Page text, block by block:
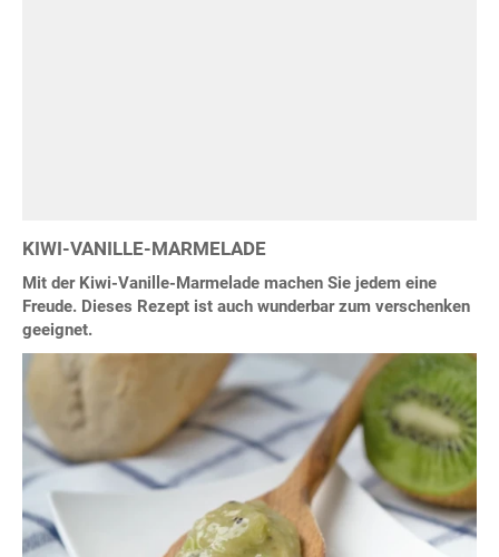
KIWI-VANILLE-MARMELADE
Mit der Kiwi-Vanille-Marmelade machen Sie jedem eine
Freude. Dieses Rezept ist auch wunderbar zum verschenken
geeignet.